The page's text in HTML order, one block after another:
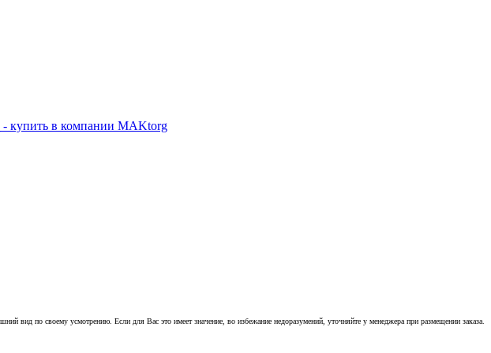
вид по своему усмотрению. Если для Вас это имеет значение, во избежание недоразумений, уточняйте у менеджера при размещении заказа.